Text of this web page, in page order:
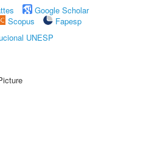
Google Scholar
Scopus
Fapesp
UNESP